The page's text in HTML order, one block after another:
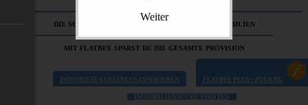
DIE SUCHMASCHINE FÜR PROVISIONSFREIE IMMOBILIEN
MIT FLATBEE SPARST DU DIE GESAMTE PROVISION
IMMOBILIE KOSTENLOS INSERIEREN FLATBEE PLUS+ ZUGANG
IMMOBILIENSUCHE STARTEN
Weiter